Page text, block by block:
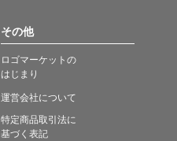
その他
ロゴマーケットの
はじまり
運営会社について
特定商品取引法に
基づく表記